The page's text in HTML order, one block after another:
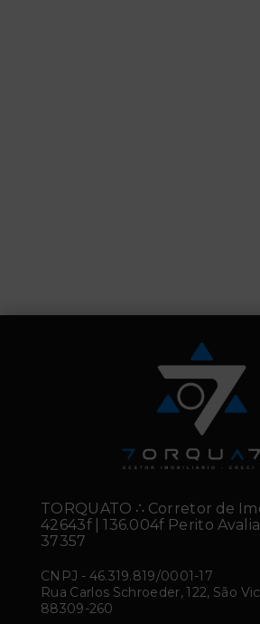
TORQUATO ∴ Corretor de
42643f | 136.004f Perito
37357
CNPJ - 46.319.819/0001-17
Rua Carlos Schroeder, 122, São
88309-260